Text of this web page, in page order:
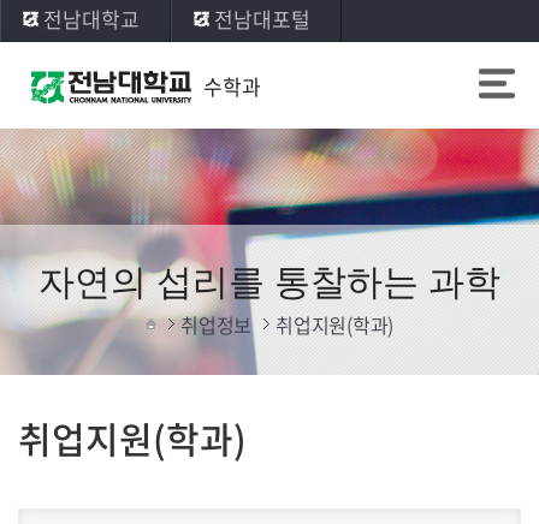
전남대학교 전남대포털
수학과
자연의 섭리를 통찰하는 과학
취업정보 취업지원(학과)
취업지원(학과)